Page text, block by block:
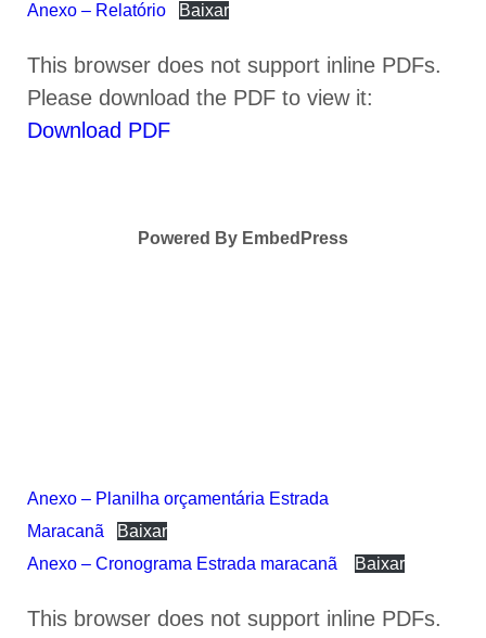
Powered By EmbedPress
Anexo – Relatório Baixar
This browser does not support inline PDFs.
Please download the PDF to view it:
Download PDF
Anexo – Planilha orçamentária Estrada
Maracanã
Baixar
Anexo – Cronograma Estrada maracanã
Baixar
This browser does not support inline PDFs.